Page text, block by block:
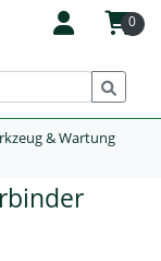
0
& Wartung